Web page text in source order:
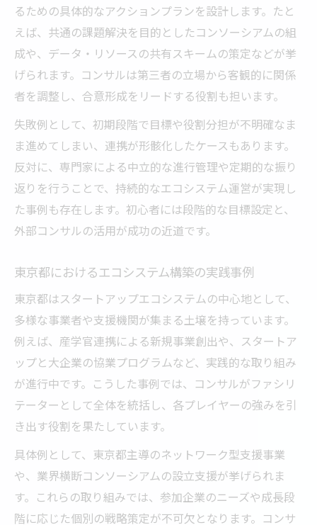
るための具体的なアクションプランを設計します。たと
えば、共通の課題解決を目的としたコンソーシアムの組
成や、データ・リソースの共有スキームの策定などが挙
げられます。コンサルは第三者の立場から客観的に関係
者を調整し、合意形成をリードする役割も担います。
失敗例として、初期段階で目標や役割分担が不明確なま
ま進めてしまい、連携が形骸化したケースもあります。
反対に、専門家による中立的な進行管理や定期的な振り
返りを行うことで、持続的なエコシステム運営が実現し
た事例も存在します。初心者には段階的な目標設定と、
外部コンサルの活用が成功の近道です。
東京都におけるエコシステム構築の実践事例
東京都はスタートアップエコシステムの中心地として、
多様な事業者や支援機関が集まる土壌を持っています。
例えば、産学官連携による新規事業創出や、スタートア
ップと大企業の協業プログラムなど、実践的な取り組み
が進行中です。こうした事例では、コンサルがファシリ
テーターとして全体を統括し、各プレイヤーの強みを引
き出す役割を果たしています。
具体例として、東京都主導のネットワーク型支援事業
や、業界横断コンソーシアムの設立支援が挙げられま
す。これらの取り組みでは、参加企業のニーズや成長段
階に応じた個別の戦略策定が不可欠となります。コンサ